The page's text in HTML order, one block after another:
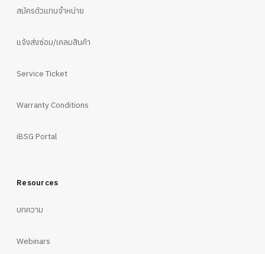
สมัครตัวแทนจำหน่าย
แจ้งส่งซ่อม/เคลมสินค้า
Service Ticket
Warranty Conditions
iBSG Portal
Resources
บทความ
Webinars